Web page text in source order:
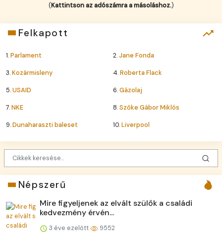
(Kattintson az adószámra a másoláshoz.)
Felkapott
1.Parlament 2.Jane Fonda
3.Kozármisleny 4.Roberta Flack
5.USAID 6.Gázolaj
7.NKE 8.Szőke Gábor Miklós
9.Dunaharaszti baleset 10.Liverpool
Népszerű
Mire figyeljenek az elvált szülők a családi
kedvezmény érvén...
3 éve ezelőtt 9552